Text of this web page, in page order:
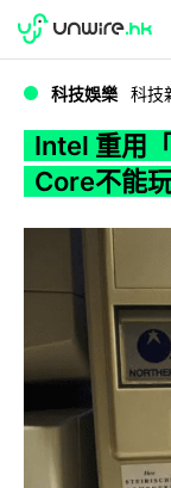
WWDC 2026
科技娛樂 科技
Intel 重用
Core不能